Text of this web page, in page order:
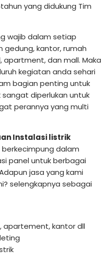
yang didukung Tim
wajib dalam setiap
gedung, kantor, rumah
apartment, dan mall. Maka
kegiatan anda sehari
bagian penting untuk
sangat diperlukan untuk
perannya yang multi
Instalasi listrik
dalam
panel untuk berbagai
jasa yang kami
selengkapnya sebagai
apartement, kantor dll